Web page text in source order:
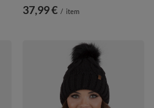
37,99 € / item